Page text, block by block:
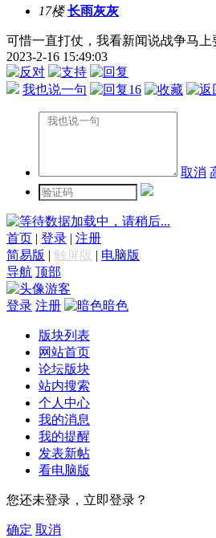
17楼 长雨灰灰
可惜一直打仗，我看新闻说战争马上
2023-2-16 15:49:03
我也说一句 16
取消
数据加载中，请稍后...
首页 | 登录 | 注册
简易版 | 触屏版 | 电脑版
导航 顶部
游客
登录 注册 暗色
版块列表
网站首页
论坛版块
站内搜索
个人中心
我的消息
我的提醒
发表新帖
看电脑版
您还未登录，立即登录？
确定 取消